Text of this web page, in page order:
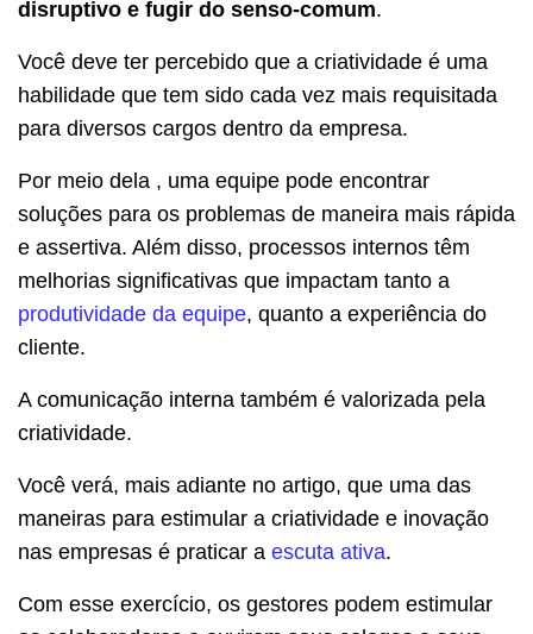
disruptivo e fugir do senso-comum.
Você deve ter percebido que a criatividade é uma
habilidade que tem sido cada vez mais requisitada
para diversos cargos dentro da empresa.
Por meio dela , uma equipe pode encontrar
soluções para os problemas de maneira mais rápida
e assertiva. Além disso, processos internos têm
melhorias significativas que impactam tanto a
produtividade da equipe, quanto a experiência do
cliente.
A comunicação interna também é valorizada pela
criatividade.
Você verá, mais adiante no artigo, que uma das
maneiras para estimular a criatividade e inovação
nas empresas é praticar a escuta ativa.
Com esse exercício, os gestores podem estimular